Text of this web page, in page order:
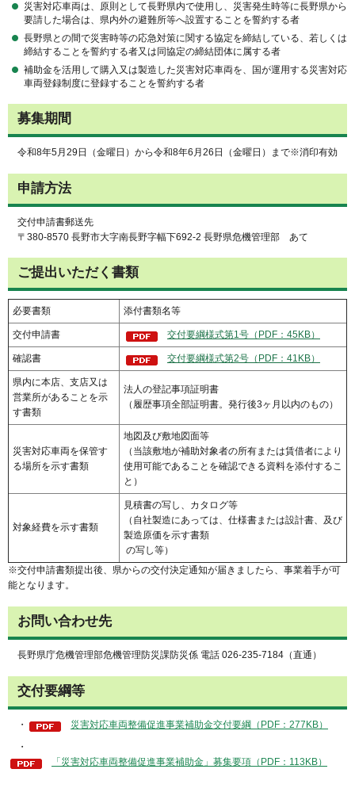
災害対応車両は、原則として長野県内で使用し、災害発生時等に長野県から
要請した場合は、県内外の避難所等へ設置することを誓約する者
長野県との間で災害時等の応急対策に関する協定を締結している、若しくは
締結することを誓約する者又は同協定の締結団体に属する者
補助金を活用して購入又は製造した災害対応車両を、国が運用する災害対応
車両登録制度に登録することを誓約する者
募集期間
令和8年5月29日（金曜日）から令和8年6月26日（金曜日）まで※消印有効
申請方法
交付申請書郵送先
〒380-8570 長野市大字南長野字幅下692-2 長野県危機管理部 あて
ご提出いただく書類
必要書類 添付書類名等
交付申請書 交付要綱様式第1号（PDF：45KB）
確認書 交付要綱様式第2号（PDF：41KB）
県内に本店、支店又は
営業所があることを示
す書類
法人の登記事項証明書
（履歴事項全部証明書。発行後3ヶ月以内のもの）
災害対応車両を保管す
る場所を示す書類
地図及び敷地図面等
（当該敷地が補助対象者の所有または賃借者により
使用可能であることを確認できる資料を添付するこ
と）
対象経費を示す書類
見積書の写し、カタログ等
（自社製造にあっては、仕様書または設計書、及び
製造原価を示す書類
の写し等）
※交付申請書類提出後、県からの交付決定通知が届きましたら、事業着手が可
能となります。
お問い合わせ先
長野県庁危機管理部危機管理防災課防災係 電話 026-235-7184（直通）
交付要綱等
・ 災害対応車両整備促進事業補助金交付要綱（PDF：277KB）
・
「災害対応車両整備促進事業補助金」募集要項（PDF：113KB）